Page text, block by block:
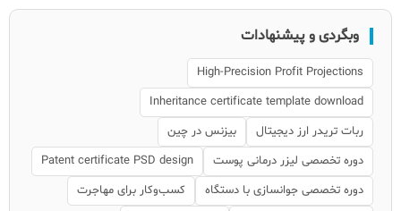
وبگردی و پیشنهادات
High-Precision Profit Projections
Inheritance certificate template download
ربات تریدر ارز دیجیتال
بیزنس در چین
دوره تخصصی لیزر درمانی پوست
Patent certificate PSD design
دوره تخصصی جوانسازی با دستگاه
کسب‌وکار برای مهاجرت